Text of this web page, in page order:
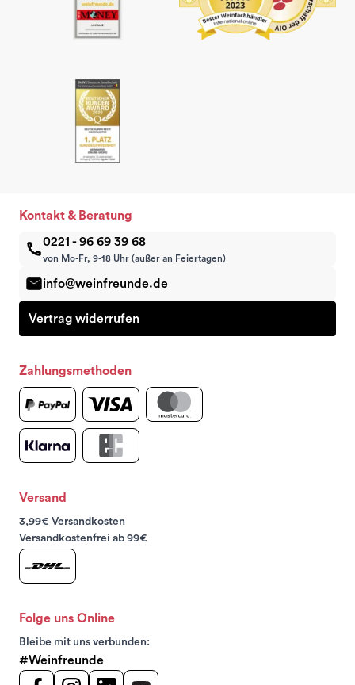
Kontakt & Beratung
0221 - 96 69 39 68
von Mo-Fr, 9-18 Uhr (außer an Feiertagen)
info@weinfreunde.de
Vertrag widerrufen
Zahlungsmethoden
Versand
3,99€ Versandkosten
Versandkostenfrei ab 99€
Folge uns Online
Bleibe mit uns verbunden:
#Weinfreunde